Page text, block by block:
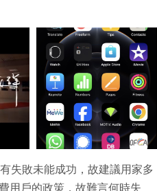
失敗未能成功，故建議用家多
用戶的政策，故難言何時失